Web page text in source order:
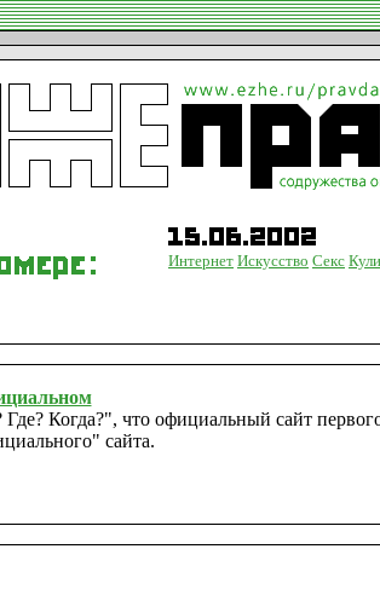
Интернет Искусство Секс
Когда?", что официальный сайт
сайта.